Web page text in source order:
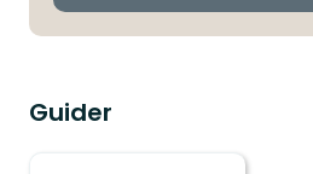
Guider